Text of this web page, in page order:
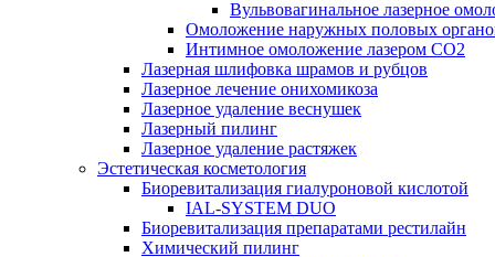
Вульвовагинальное лазерное
Омоложение наружных половых
Интимное омоложение лазером СО2
Лазерная шлифовка шрамов и рубцов
Лазерное лечение онихомикоза
Лазерное удаление веснушек
Лазерный пилинг
Лазерное удаление растяжек
Эстетическая косметология
Биоревитализация гиалуроновой кислотой
IAL-SYSTEM DUO
Биоревитализация препаратами рестилайн
Химический пилинг